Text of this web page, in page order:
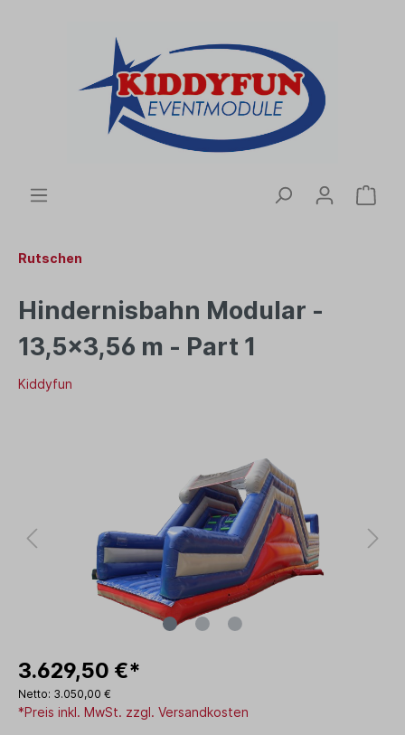
Rutschen
Hindernisbahn Modular -
13,5x3,56 m - Part 1
Kiddyfun
3.629,50 €*
Netto: 3.050,00 €
*Preis inkl. MwSt. zzgl. Versandkosten